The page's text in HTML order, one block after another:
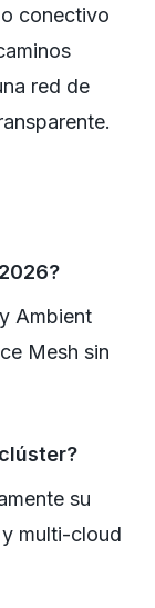
conectivo
red de
Ambient
Mesh sin
su
multi-cloud